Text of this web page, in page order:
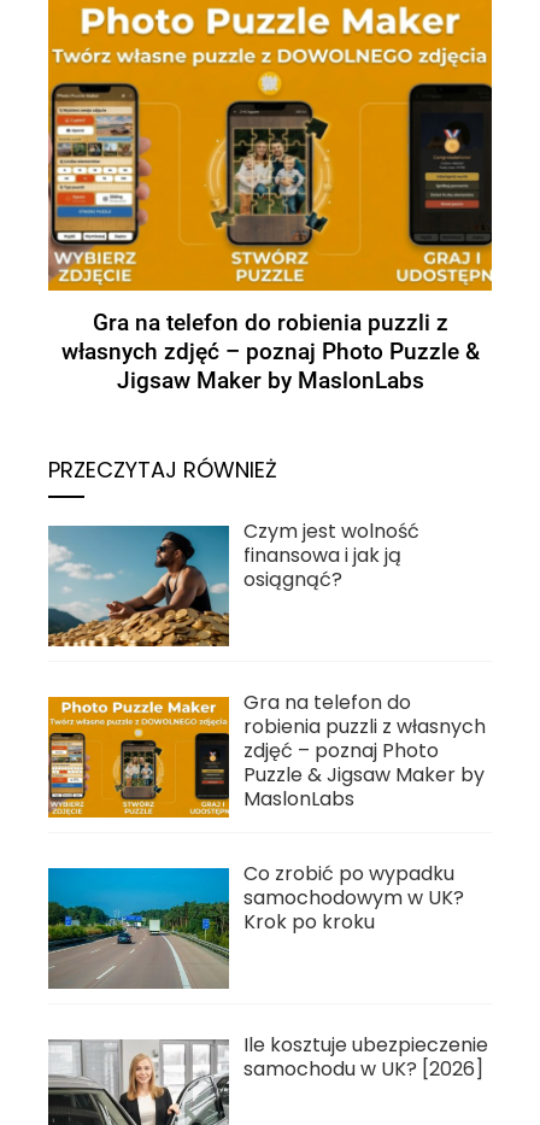
Gra na telefon do robienia puzzli z
własnych zdjęć – poznaj Photo Puzzle &
Jigsaw Maker by MaslonLabs
PRZECZYTAJ RÓWNIEŻ
Czym jest wolność
finansowa i jak ją
osiągnąć?
Gra na telefon do
robienia puzzli z własnych
zdjęć – poznaj Photo
Puzzle & Jigsaw Maker by
MaslonLabs
Co zrobić po wypadku
samochodowym w UK?
Krok po kroku
Ile kosztuje ubezpieczenie
samochodu w UK? [2026]